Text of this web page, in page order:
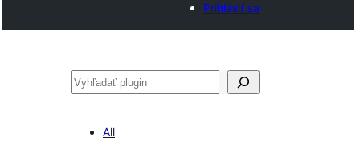
Prihlásiť sa
Hľadať
All